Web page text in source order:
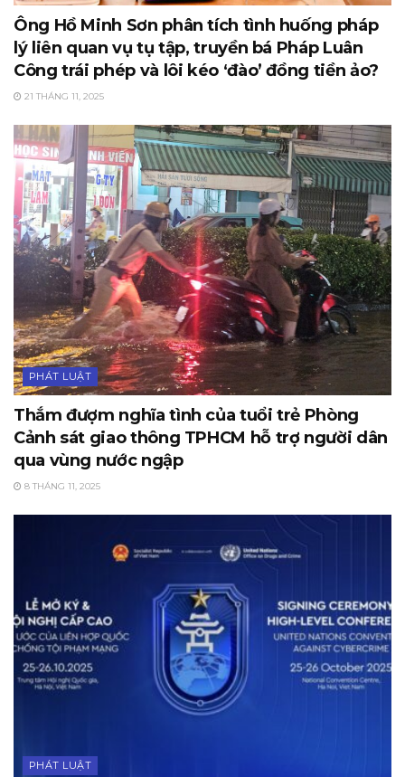
Ông Hồ Minh Sơn phân tích tình huống pháp
lý liên quan vụ tụ tập, truyền bá Pháp Luân
Công trái phép và lôi kéo ‘đào’ đồng tiền ảo?
21 THÁNG 11, 2025
PHÁT LUẬT
Thắm đượm nghĩa tình của tuổi trẻ Phòng
Cảnh sát giao thông TPHCM hỗ trợ người dân
qua vùng nước ngập
8 THÁNG 11, 2025
PHÁT LUẬT